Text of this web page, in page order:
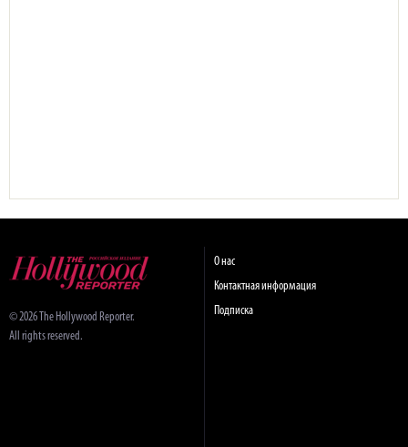
© 2026 The Hollywood Reporter.
All rights reserved.
О нас
Контактная информация
Подписка